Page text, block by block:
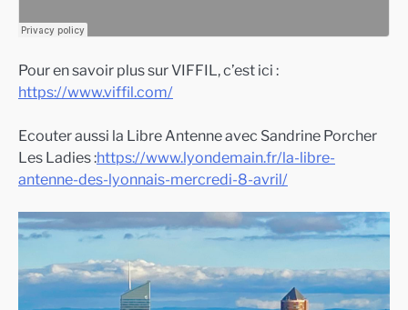
Pour en savoir plus sur VIFFIL, c’est ici :
https://www.viffil.com/
Ecouter aussi la Libre Antenne avec Sandrine Porcher
Les Ladies :https://www.lyondemain.fr/la-libre-
antenne-des-lyonnais-mercredi-8-avril/